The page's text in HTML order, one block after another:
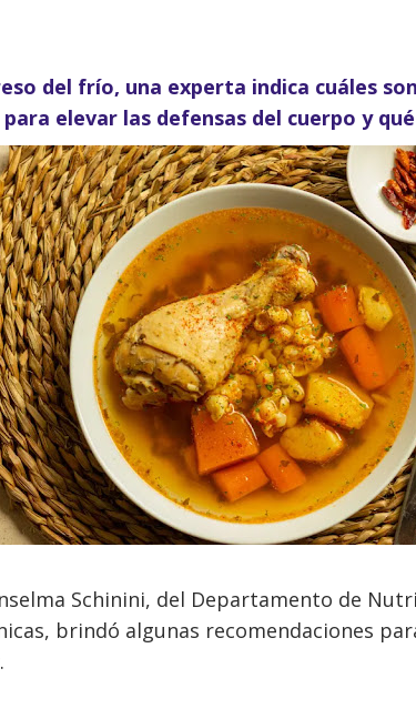
del frío, una experta indica cuáles
elevar las defensas del cuerpo y
Schinini, del Departamento de
brindó algunas recomendaciones